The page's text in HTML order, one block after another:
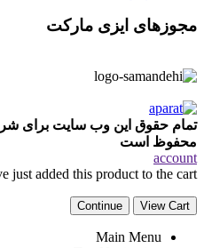
مجوزهای ایزی مارکت
تمام حقوق این وب سایت برای
محفوظ است
account
just added this product to the cart:
View Cart
Continue
Main Menu